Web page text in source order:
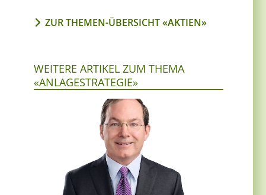
ZUR THEMEN-ÜBERSICHT «AKTIEN»
WEITERE ARTIKEL ZUM THEMA
«ANLAGESTRATEGIE»